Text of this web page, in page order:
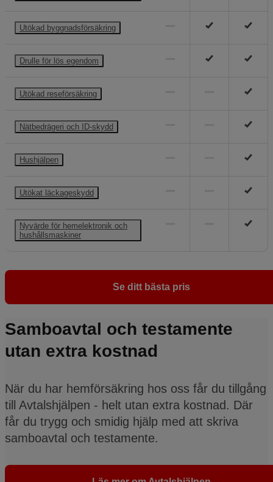
Utökad byggnadsförsäkring
Drulle för lös egendom
Utökad reseförsäkring
Nätbedrägeri och ID-skydd
Hushjälpen
Utökat läckageskydd
Nyvärde för hemelektronik och
hushållsmaskiner
Se ditt bästa pris
Samboavtal och testamente
utan extra kostnad
När du har hemförsäkring hos oss får du tillgång
till Avtalshjälpen - helt utan extra kostnad. Där
får du trygg och smidig hjälp med att skriva
samboavtal och testamente.